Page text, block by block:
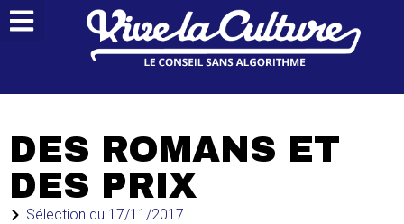
DES ROMANS ET
DES PRIX
Sélection du 17/11/2017